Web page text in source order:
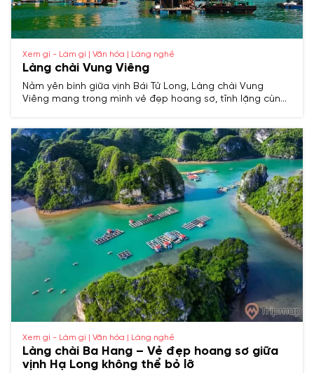
Xem gì - Làm gì | Văn hóa | Làng nghề
Làng chài Vung Viêng
Nằm yên bình giữa vịnh Bái Tử Long, Làng chài Vung
Viêng mang trong mình vẻ đẹp hoang sơ, tĩnh lặng cùng
yên, muốn hòa mình vào thiên nhiên và khám phá văn
hóa địa phương. Cùng khám phá kinh nghiệm du lịch
Làng chài Vung Viêng từ A đến Z!
Xem gì - Làm gì | Văn hóa | Làng nghề
Làng chài Ba Hang – Vẻ đẹp hoang sơ giữa
vịnh Hạ Long không thể bỏ lỡ